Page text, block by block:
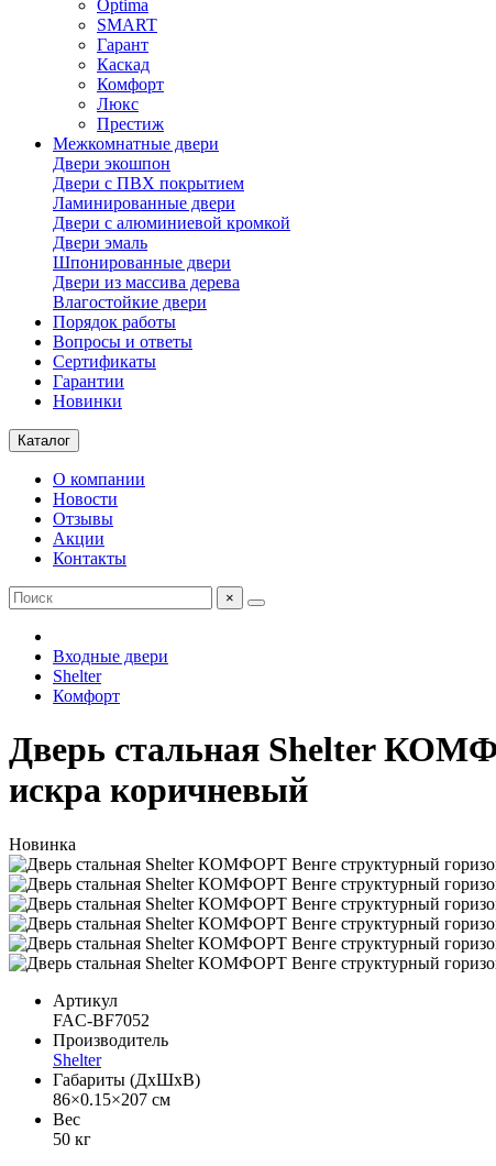
Optima
SMART
Гарант
Каскад
Комфорт
Люкс
Престиж
Межкомнатные двери
Двери экошпон
Двери с ПВХ покрытием
Ламинированные двери
Двери с алюминиевой кромкой
Двери эмаль
Шпонированные двери
Двери из массива дерева
Влагостойкие двери
Порядок работы
Вопросы и ответы
Сертификаты
Гарантии
Новинки
Каталог
О компании
Новости
Отзывы
Акции
Контакты
×
Входные двери
Shelter
Комфорт
Дверь стальная Shelter
искра коричневый
Новинка
Артикул
FAC-BF7052
Производитель
Shelter
Габариты (ДхШхВ)
86×0.15×207 см
Вес
50 кг